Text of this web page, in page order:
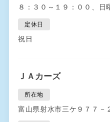
８：３０～１９：００、日
定休日
祝日
ＪＡカーズ
所在地
富山県射水市三ケ９７７－